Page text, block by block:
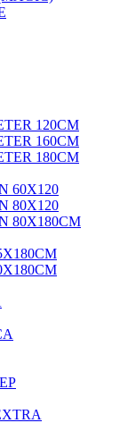
120CM
160CM
180CM
60X120
80X120
80X180CM